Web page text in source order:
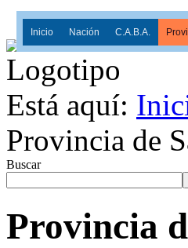
Inicio Nación C.A.B.A.
Está aquí:
Provincia de
Buscar
Provincia